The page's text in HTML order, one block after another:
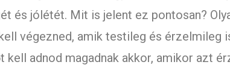
és jólétét. Mit is jelent ez pontosan?
végezned, amik testileg és érzelmileg
kell adnod magadnak akkor, amikor azt